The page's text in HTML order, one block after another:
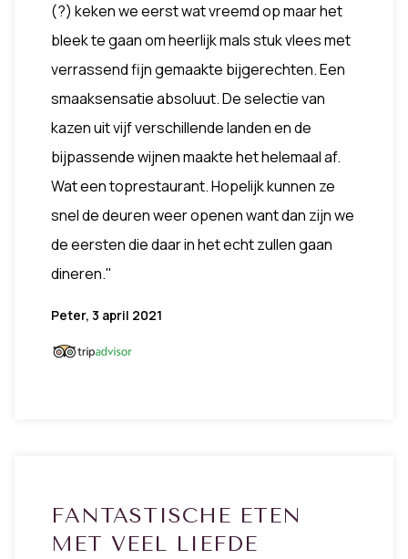
(?) keken we eerst wat vreemd op maar het
bleek te gaan om heerlijk mals stuk vlees met
verrassend fijn gemaakte bijgerechten. Een
smaaksensatie absoluut. De selectie van
kazen uit vijf verschillende landen en de
bijpassende wijnen maakte het helemaal af.
Wat een toprestaurant. Hopelijk kunnen ze
snel de deuren weer openen want dan zijn we
de eersten die daar in het echt zullen gaan
dineren."
Peter, 3 april 2021
FANTASTISCHE ETEN
MET VEEL LIEFDE